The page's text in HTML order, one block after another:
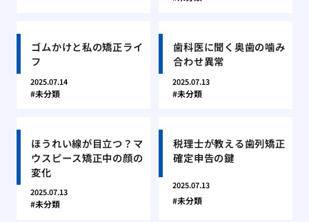
ゴムかけと私の矯正ライ
フ
2025.07.14
未分類
歯科医に聞く奥歯の噛み
合わせ異常
2025.07.13
未分類
ほうれい線が目立つ？マ
ウスピース矯正中の顔の
変化
2025.07.13
未分類
税理士が教える歯列矯正
確定申告の鍵
2025.07.13
未分類